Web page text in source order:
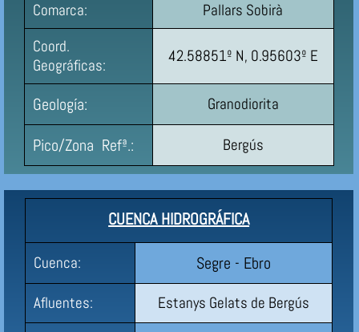
Comarca:
Pallars Sobirà
Coord.
Geográficas:
42.58851º N, 0.95603º E
Geología: Granodiorita
Pico/Zona Refª.: Bergús
CUENCA HIDROGRÁFICA
Cuenca: Segre - Ebro
Afluentes: Estanys Gelats de Bergús